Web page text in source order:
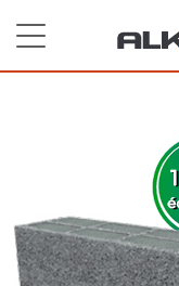
content